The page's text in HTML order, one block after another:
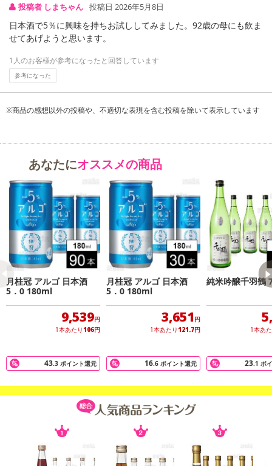
注意事項
記載されている内容を必ずご確認いただき、お届けする商品セット
にご納得いただきましたうえでお申し込みください。
※パッケージ変更や商品リニューアル(成分など含む)等により、参考
の掲載画像や画像内のバーコードなど、お届け商品と多少異なる場
合がございます。
また、[新たな加工食品の原料原産地表示制度]の経過措置期間の終
了により、商品詳細内に記載の原産国・原材料の表記が旧表記の場
合がございます。
あらかじめご了承いただいた上でお申込みください。なお、本理由
によるお申込み後のキャンセル・返品交換は対応いたしかねます。
【お支払いについて】
※送料はお試し費用に含まれております。
クまとめて支払い、楽天ペイ、メルペイ、AEON Pay、Amazon Pa
yでお支払いの場合、決済のため外部サイトへ遷移します。
※予約商品は決済手段ごとに定められた決済期限日にお支払いを完
了することがございます。ご了承いただいたうえでお申し込みくだ
発送日カレンダー
投稿者 しまちゃん 投稿日 2026年5月8日
日本酒で5％に興味を持ちお試ししてみました。92歳の母にも飲ま
せてあげようと思います。
1人のお客様が参考になったと回答しています
参考になった
※商品の感想以外の投稿や、不適切な表現を含む投稿を除いて表示しています
あなたにオススメの商品
月桂冠 アルゴ 日本酒
5．0 180ml
9,539円
1本あたり 106円
43.3 ポイント還元
月桂冠 アルゴ 日本酒
5．0 180ml
3,651 円
1本あたり 121.7円
16.6 ポイント還元
純米吟醸千羽鶴
1本あ
23.1 ポ